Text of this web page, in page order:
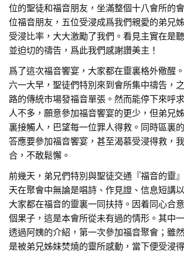
位的聖徒和福音朋友，坐滿整個十八會所的
位福音朋友，五位受浸成爲我們親愛的弟兄
受浸比率，大大激勵了我們。看見主實在是
並迫切的禱告，爲此我們感謝讚美主！
爲了這次福音饗宴，大家都在靈裏格外儆醒
六一大早，聖徒們特別來到會所集中禱告，
路的傳統市場發福音單張。然而能停下來呼
人不多，願意參加福音饗宴的更少，但弟兄
裏接觸人，巴望每一位罪人得救。同時區裏
答應要參加福音饗宴，甚至渴慕受浸得救，
合，不敢鬆懈。
前幾天，弟兄們特別與聖徒交通『福音的靈
天在聚會中無論是唱詩、作見證、信息短講
大家都在福音的靈裏一同扶持。因着同心合
個果子，這是本會所從未有過的情形。其中
透過阿姨的介紹，第一次參加福音聚會；雖
是被弟兄姊妹焚燒的靈所感動，當下便受浸